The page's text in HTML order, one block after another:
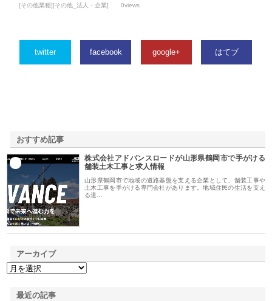
[その他業種][その他_法人・企業] 0views
twitter facebook google+ はてブ
おすすめ記事
株式会社アドバンスロードが山形県鶴岡市で手がける
舗装土木工事と求人情報
山形県鶴岡市で地域の道路基盤を支える企業として、舗装工事や
土木工事を手がける専門会社があります。地域住民の生活を支え
る道…
アーカイブ
最近の記事